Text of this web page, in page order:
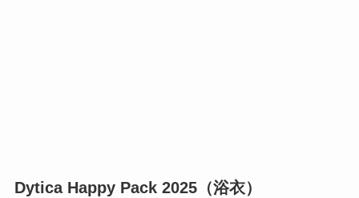
Dytica Happy Pack 2025（浴衣）